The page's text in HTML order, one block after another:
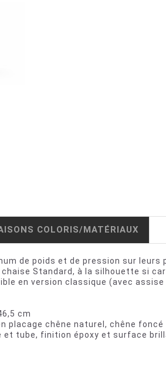
COLORIS/MATÉRIAUX
de poids et de pression sur
chaise Standard, à la silhouette si
en version classique (avec
cm
placage chêne naturel, chêne
et tube, finition époxy et surface